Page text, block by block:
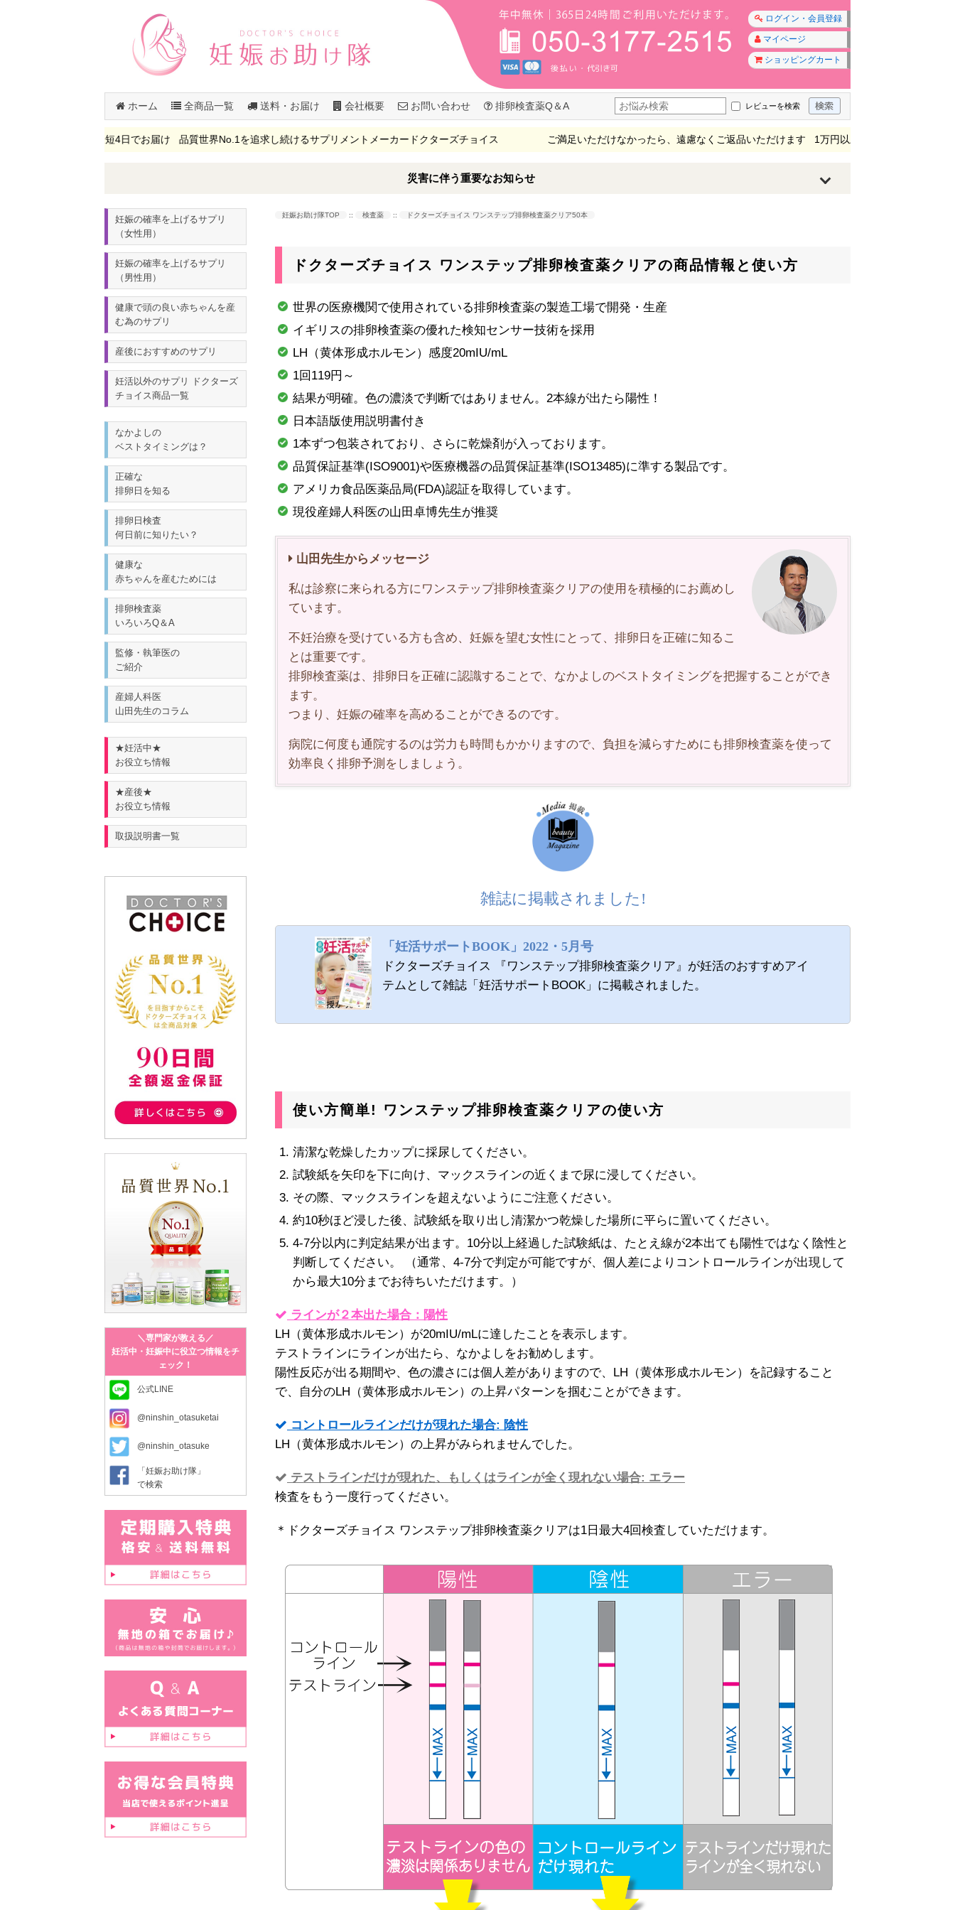
ログイン・会員登録
マイページ
ショッピングカート
ホーム 全商品一覧 送料・お届け 会社概要 お問い合わせ 排卵検査薬Q＆A レビューを検索
送料無料 最短4日でお届け 品質世界No.1を追求し続けるサプリメントメーカードクターズチョイス ご満足いただけなかったら、遠慮なくご返品いただけます 1万円以上は送料無料 最短4日でお
災害に伴う重要なお知らせ
妊娠お助け隊TOP :: 検査薬 :: ドクターズチョイス ワンステップ排卵検査薬クリア50本
ドクターズチョイス ワンステップ排卵検査薬クリアの商品情報と使い方
世界の医療機関で使用されている排卵検査薬の製造工場で開発・生産
イギリスの排卵検査薬の優れた検知センサー技術を採用
LH（黄体形成ホルモン）感度20mIU/mL
1回119円～
結果が明確。色の濃淡で判断ではありません。2本線が出たら陽性！
日本語版使用説明書付き
1本ずつ包装されており、さらに乾燥剤が入っております。
品質保証基準(ISO9001)や医療機器の品質保証基準(ISO13485)に準する製品です。
アメリカ食品医薬品局(FDA)認証を取得しています。
現役産婦人科医の山田卓博先生が推奨
山田先生からメッセージ
私は診察に来られる方にワンステップ排卵検査薬クリアの使用を積極的にお薦めし
ています。
不妊治療を受けている方も含め、妊娠を望む女性にとって、排卵日を正確に知るこ
とは重要です。
排卵検査薬は、排卵日を正確に認識することで、なかよしのベストタイミングを把握することができ
ます。
つまり、妊娠の確率を高めることができるのです。
病院に何度も通院するのは労力も時間もかかりますので、負担を減らすためにも排卵検査薬を使って
効率良く排卵予測をしましょう。
雑誌に掲載されました!
「妊活サポートBOOK」2022・5月号
ドクターズチョイス 『ワンステップ排卵検査薬クリア』が妊活のおすすめアイ
テムとして雑誌「妊活サポートBOOK」に掲載されました。
使い方簡単! ワンステップ排卵検査薬クリアの使い方
清潔な乾燥したカップに採尿してください。
試験紙を矢印を下に向け、マックスラインの近くまで尿に浸してください。
その際、マックスラインを超えないようにご注意ください。
約10秒ほど浸した後、試験紙を取り出し清潔かつ乾燥した場所に平らに置いてください。
4-7分以内に判定結果が出ます。10分以上経過した試験紙は、たとえ線が2本出ても陽性ではなく陰性と
判断してください。 （通常、4-7分で判定が可能ですが、個人差によりコントロールラインが出現して
から最大10分までお待ちいただけます。）
ラインが２本出た場合：陽性
LH（黄体形成ホルモン）が20mIU/mLに達したことを表示します。
テストラインにラインが出たら、なかよしをお勧めします。
陽性反応が出る期間や、色の濃さには個人差がありますので、LH（黄体形成ホルモン）を記録すること
で、自分のLH（黄体形成ホルモン）の上昇パターンを掴むことができます。
コントロールラインだけが現れた場合: 陰性
LH（黄体形成ホルモン）の上昇がみられませんでした。
テストラインだけが現れた、もしくはラインが全く現れない場合: エラー
検査をもう一度行ってください。
＊ドクターズチョイス ワンステップ排卵検査薬クリアは1日最大4回検査していただけます。
妊娠の確率を上げるサプリ
（女性用）
妊娠の確率を上げるサプリ
（男性用）
健康で頭の良い赤ちゃんを産
む為のサプリ
産後におすすめのサプリ
妊活以外のサプリ ドクターズ
チョイス商品一覧
なかよしの
ベストタイミングは？
正確な
排卵日を知る
排卵日検査
何日前に知りたい？
健康な
赤ちゃんを産むためには
排卵検査薬
いろいろQ＆A
監修・執筆医の
ご紹介
産婦人科医
山田先生のコラム
★妊活中★
お役立ち情報
★産後★
お役立ち情報
取扱説明書一覧
＼専門家が教える／
妊活中・妊娠中に役立つ情報をチ
ェック！
公式LINE
@ninshin_otasuketai
@ninshin_otasuke
「妊娠お助け隊」
で検索